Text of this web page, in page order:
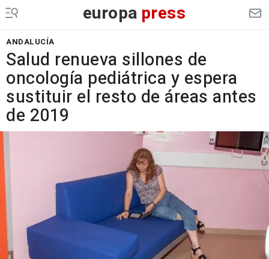
europa press
ANDALUCÍA
Salud renueva sillones de
oncología pediátrica y espera
sustituir el resto de áreas antes
de 2019